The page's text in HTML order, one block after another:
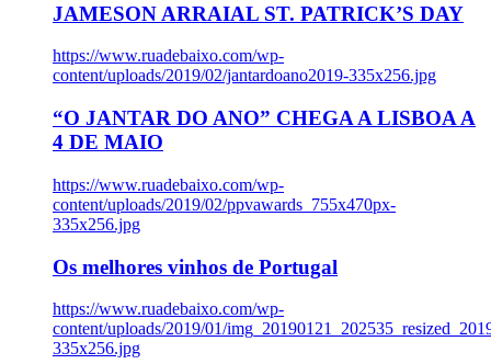
JAMESON ARRAIAL ST. PATRICK’S DAY
https://www.ruadebaixo.com/wp-
content/uploads/2019/02/jantardoano2019-335x256.jpg
“O JANTAR DO ANO” CHEGA A LISBOA A
4 DE MAIO
https://www.ruadebaixo.com/wp-
content/uploads/2019/02/ppvawards_755x470px-
335x256.jpg
Os melhores vinhos de Portugal
https://www.ruadebaixo.com/wp-
content/uploads/2019/01/
335x256.jpg